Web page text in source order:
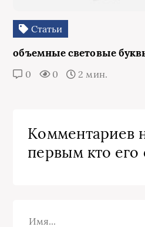
Статьи
объемные световые
0 0 2 мин.
Комментариев
первым кто его